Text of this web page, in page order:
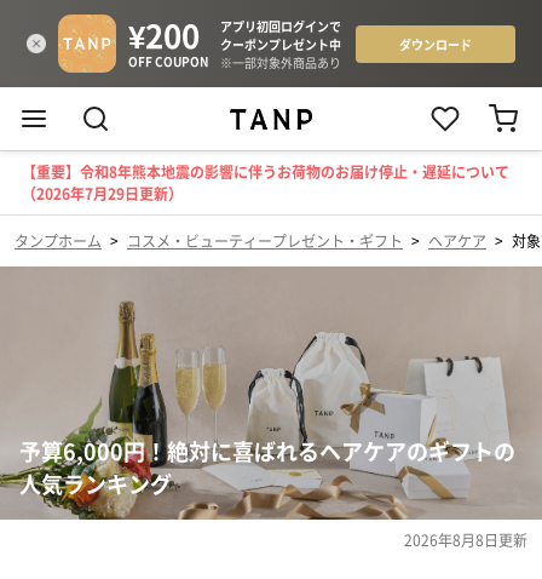
【重要】令和8年熊本地震の影響に伴うお荷物のお届け停止・遅延について
（2026年7月29日更新）
タンプホーム > コスメ・ビューティープレゼント・ギフト > ヘアケア > 対
予算6,000円！絶対に喜ばれるヘアケアのギフトの
人気ランキング
2026年8月8日更新